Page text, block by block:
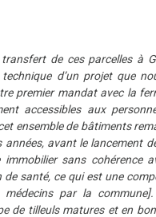
de ces parcelles à
d’un projet que
premier mandat avec la
accessibles aux
ensemble de bâtiments
avant le lancement
sans cohérence
santé, ce qui est une
par la
de tilleuls matures et en